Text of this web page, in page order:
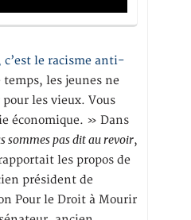
c’est le racisme anti-
temps, les jeunes ne
les vieux. Vous
économique. » Dans
sommes pas dit au revoir,
les propos de
président de
Pour le Droit à Mourir